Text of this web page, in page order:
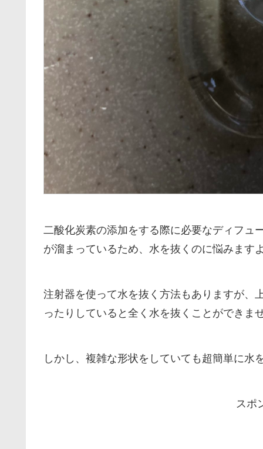
二酸化炭素の添加をする際に必要なディフュ
が溜まっているため、水を抜くのに悩みます
注射器を使って水を抜く方法もありますが、
ったりしていると全く水を抜くことができま
しかし、複雑な形状をしていても超簡単に水
スポ